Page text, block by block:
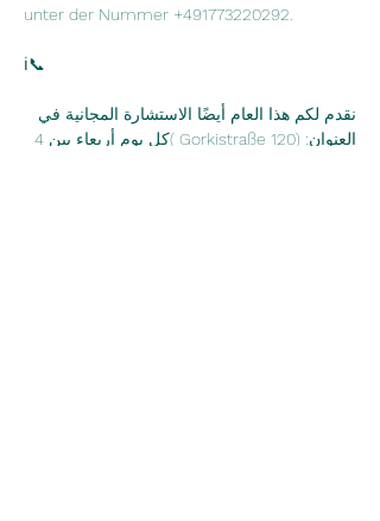
unter der Nummer +491773220292.
ℹ📞
نقدم لكم هذا العام أيضًا الاستشارة المجانية في